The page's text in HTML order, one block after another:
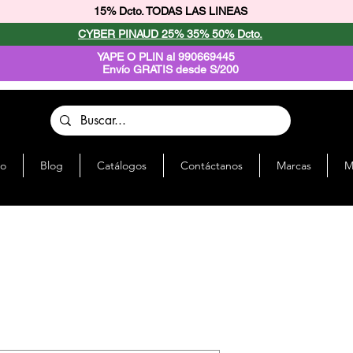
15% Dcto. TODAS LAS LINEAS
CYBER PINAUD 25% 35% 50% Dcto.
YAPE O PLIN al 990669445
Envío GRATIS desde S/200
Blog Catálogos Contáctanos Marcas